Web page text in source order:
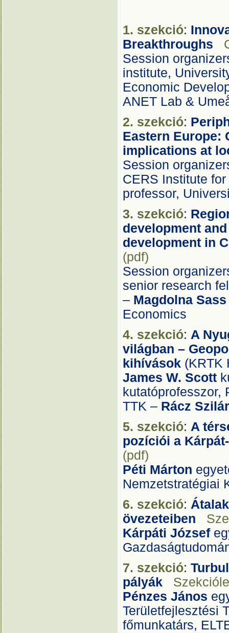
1. szekció:
Breakthroughs
Session
institute,
Economic
ANET Lab &
2. szekció:
Eastern Europe:
implications at
Session
CERS Institute
professor,
3. szekció:
development
development in
(pdf)
Session
senior research
– Magdolna Sass
Economics
4. szekció: A
világban –
kihívások (KRTK
James W. Scott
kutatóprofesszor,
TTK – Rácz
5. szekció: A
pozíciói a
(pdf)
Péti Márton
Nemzetstratégiai
6. szekció:
övezeteiben
Kárpáti József
7. szekció:
pályák
Pénzes János
Területfejlesztési
főmunkatárs,